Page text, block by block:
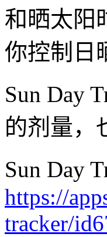
和晒太阳
你控制日
Sun Day
的剂量，
Sun Day
https://
tracker/